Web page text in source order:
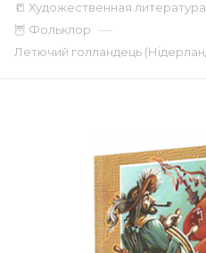
📒 Художественная литература
🦉 Фольклор —
Летючий голландець